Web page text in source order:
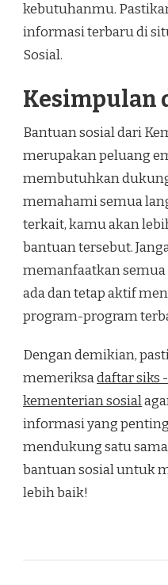
kebutuhanmu.
informasi terbaru di
Sosial.
Kesimpulan
Bantuan sosial dari
merupakan peluang
membutuhkan
memahami semua
terkait, kamu akan
bantuan tersebut.
memanfaatkan
ada dan tetap aktif
program-program
Dengan demikian,
memeriksadaftar siks
kementerian sosial
informasi yang
mendukung satu
bantuan sosial untuk
lebih baik!